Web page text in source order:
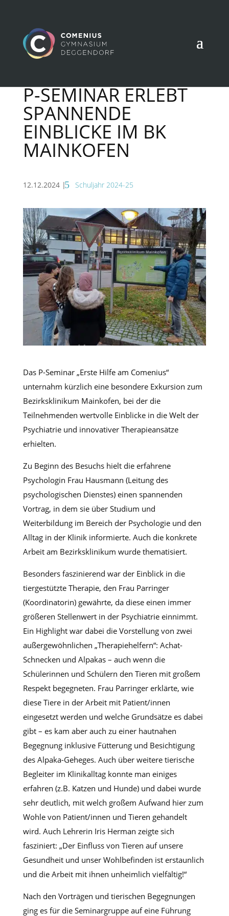
P-SEMINAR ERLEBT
SPANNENDE
EINBLICKE IM BK
MAINKOFEN
12.12.2024| Schuljahr 2024-25
Das P-Seminar „Erste Hilfe am Comenius“
unternahm kürzlich eine besondere Exkursion zum
Bezirksklinikum Mainkofen, bei der die
Teilnehmenden wertvolle Einblicke in die Welt der
Psychiatrie und innovativer Therapieansätze
erhielten.
Zu Beginn des Besuchs hielt die erfahrene
Psychologin Frau Hausmann (Leitung des
psychologischen Dienstes) einen spannenden
Vortrag, in dem sie über Studium und
Weiterbildung im Bereich der Psychologie und den
Alltag in der Klinik informierte. Auch die konkrete
Arbeit am Bezirksklinikum wurde thematisiert.
Besonders faszinierend war der Einblick in die
tiergestützte Therapie, den Frau Parringer
(Koordinatorin) gewährte, da diese einen immer
größeren Stellenwert in der Psychiatrie einnimmt.
Ein Highlight war dabei die Vorstellung von zwei
außergewöhnlichen „Therapiehelfern“: Achat-
Schnecken und Alpakas – auch wenn die
Schülerinnen und Schülern den Tieren mit großem
Respekt begegneten. Frau Parringer erklärte, wie
diese Tiere in der Arbeit mit Patient/innen
eingesetzt werden und welche Grundsätze es dabei
gibt – es kam aber auch zu einer hautnahen
Begegnung inklusive Fütterung und Besichtigung
des Alpaka-Geheges. Auch über weitere tierische
Begleiter im Klinikalltag konnte man einiges
erfahren (z.B. Katzen und Hunde) und dabei wurde
sehr deutlich, mit welch großem Aufwand hier zum
Wohle von Patient/innen und Tieren gehandelt
wird. Auch Lehrerin Iris Herman zeigte sich
fasziniert: „Der Einfluss von Tieren auf unsere
Gesundheit und unser Wohlbefinden ist erstaunlich
und die Arbeit mit ihnen unheimlich vielfältig!“
Nach den Vorträgen und tierischen Begegnungen
ging es für die Seminargruppe auf eine Führung